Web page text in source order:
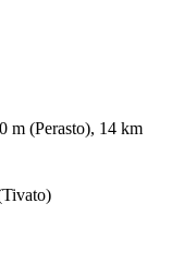
m (Perasto), 14 km